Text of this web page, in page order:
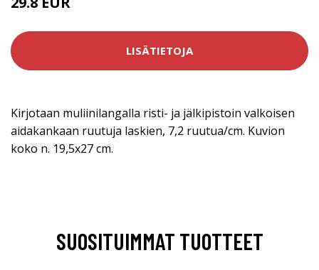
LISÄTIETOJA
Kirjotaan muliinilangalla risti- ja jälkipistoin valkoisen
aidakankaan ruutuja laskien, 7,2 ruutua/cm. Kuvion
koko n. 19,5x27 cm.
SUOSITUIMMAT TUOTTEET